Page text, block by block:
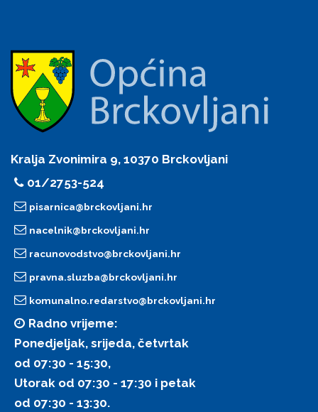
Kralja Zvonimira 9, 10370 Brckovljani
01/2753-524
pisarnica@brckovljani.hr
nacelnik@brckovljani.hr
racunovodstvo@brckovljani.hr
pravna.sluzba@brckovljani.hr
komunalno.redarstvo@brckovljani.hr
Radno vrijeme:
Ponedjeljak, srijeda, četvrtak
od 07:30 - 15:30,
Utorak od 07:30 - 17:30 i petak
od 07:30 - 13:30.